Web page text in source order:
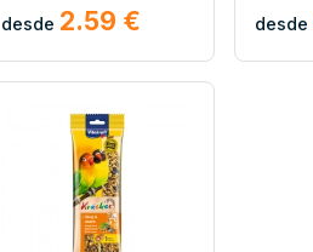
desde 2.59 € desde